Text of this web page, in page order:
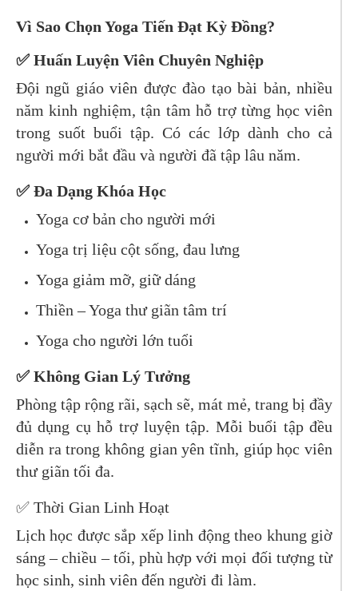
Vì Sao Chọn Yoga Tiến Đạt Kỳ Đồng?
✅ Huấn Luyện Viên Chuyên Nghiệp
Đội ngũ giáo viên được đào tạo bài bản, nhiều
năm kinh nghiệm, tận tâm hỗ trợ từng học viên
trong suốt buổi tập. Có các lớp dành cho cả
người mới bắt đầu và người đã tập lâu năm.
✅ Đa Dạng Khóa Học
Yoga cơ bản cho người mới
Yoga trị liệu cột sống, đau lưng
Yoga giảm mỡ, giữ dáng
Thiền – Yoga thư giãn tâm trí
Yoga cho người lớn tuổi
✅ Không Gian Lý Tưởng
Phòng tập rộng rãi, sạch sẽ, mát mẻ, trang bị đầy
đủ dụng cụ hỗ trợ luyện tập. Mỗi buổi tập đều
diễn ra trong không gian yên tĩnh, giúp học viên
thư giãn tối đa.
✅ Thời Gian Linh Hoạt
Lịch học được sắp xếp linh động theo khung giờ
sáng – chiều – tối, phù hợp với mọi đối tượng từ
học sinh, sinh viên đến người đi làm.